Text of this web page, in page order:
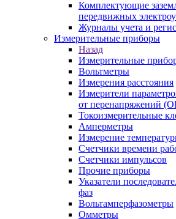
Комплектующие
передвижных
Журналы учета и
Измерительные приборы
Назад
Измерительные
Вольтметры
Измерения расстояния
Измерители
от перенапряжений
Токоизмерительные
Амперметры
Измерение
Счетчики времени
Счетчики импульсов
Прочие приборы
Указатели
фаз
Вольтамперфазометры
Омметры